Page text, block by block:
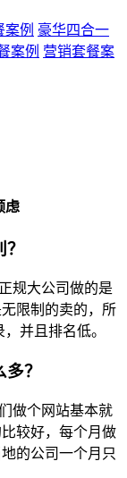
案例 豪华四合一
案例 营销套餐案
虑
规大公司做的是
限制的卖的，所
并且排名低。
？
做个网站基本就
较好，每个月做
的公司一个月只